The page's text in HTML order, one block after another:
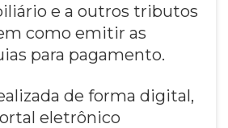
e a outros tributos
como emitir as
para pagamento.
de forma digital,
eletrônico